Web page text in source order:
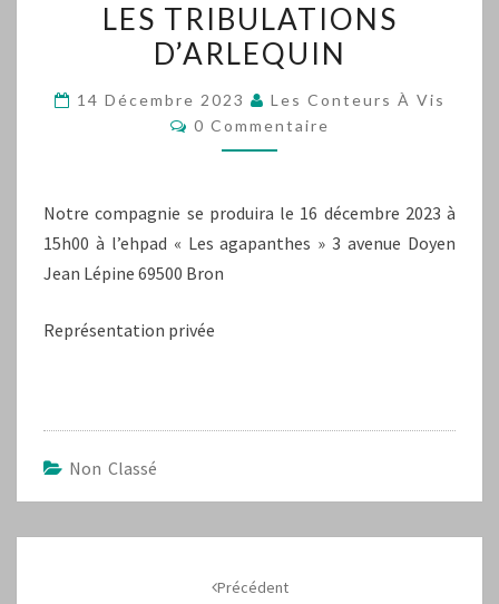
TRIBULATIONS
D’ARLEQUIN
LES TRIBULATIONS
D’ARLEQUIN
14 Décembre 2023
Les Conteurs À Vis
Commentaires
0 Commentaire
Notre compagnie se produira le 16 décembre 2023 à
15h00 à l’ehpad « Les agapanthes » 3 avenue Doyen
Jean Lépine 69500 Bron
Représentation privée
Non Classé
Précédent